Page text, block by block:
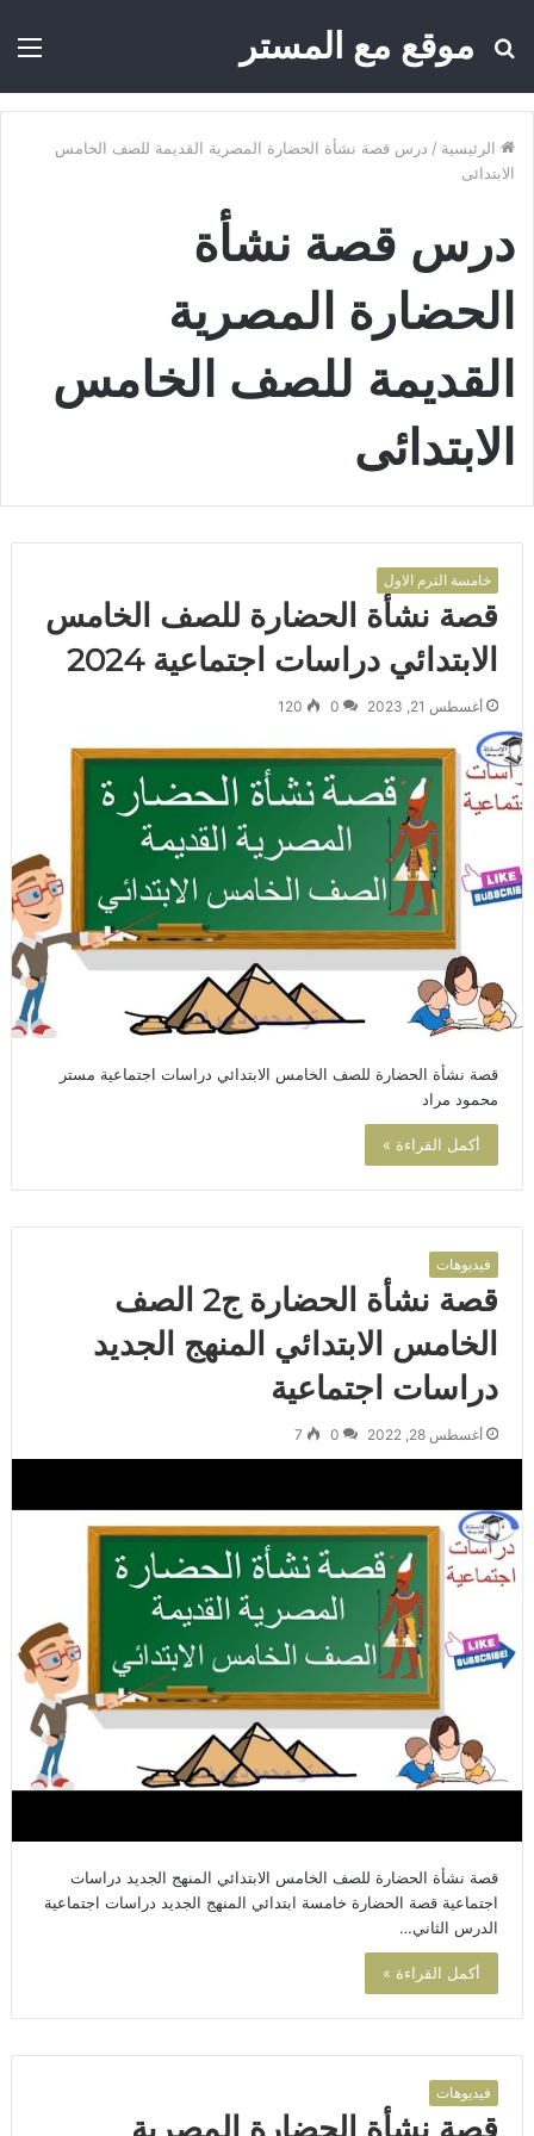
موقع مع المستر
بحث
الرئيسية / درس قصة نشأة الحضارة المصرية القديمة للصف الخامس
الابتدائى
درس قصة نشأة
الحضارة المصرية
القديمة للصف الخامس
الابتدائى
خامسة الترم الاول
قصة نشأة الحضارة للصف الخامس
الابتدائي دراسات اجتماعية 2024
أغسطس 21, 2023 0
120
قصة نشأة الحضارة للصف الخامس الابتدائي دراسات اجتماعية مستر
محمود مراد
أكمل القراءة »
فيديوهات
قصة نشأة الحضارة ج2 الصف
الخامس الابتدائي المنهج الجديد
دراسات اجتماعية
أغسطس 28, 2022 0
7
قصة نشأة الحضارة للصف الخامس الابتدائي المنهج الجديد دراسات
اجتماعية قصة الحضارة خامسة ابتدائي المنهج الجديد دراسات اجتماعية
الدرس الثاني…
أكمل القراءة »
فيديوهات